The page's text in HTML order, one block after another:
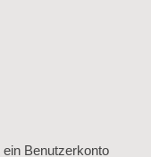
ein menschlicher
ein Benutzerkonto